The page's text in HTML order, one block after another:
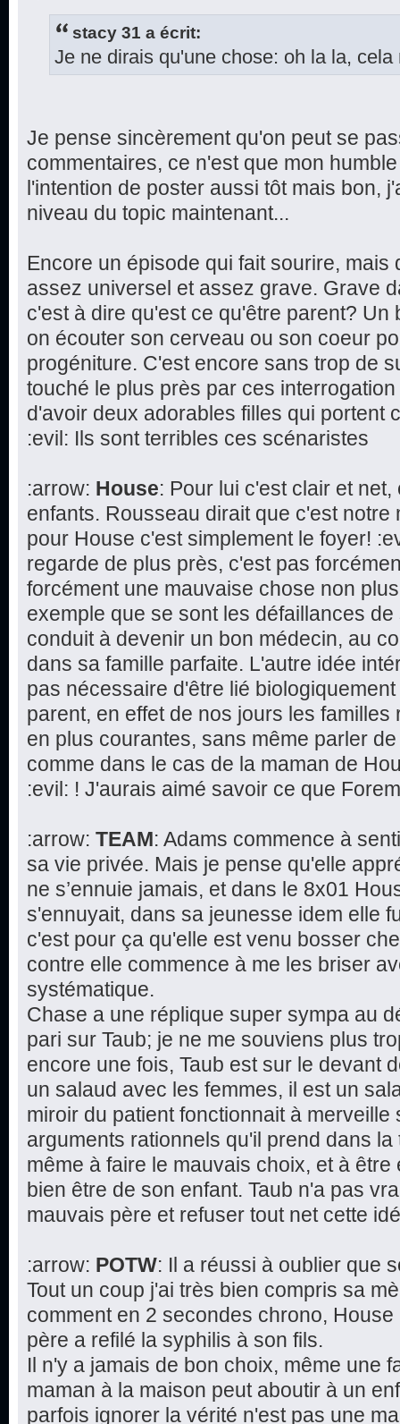
stacy 31 a écrit:
Je ne dirais qu'une chose: oh la la,
Je pense sincèrement qu'on peut se
commentaires, ce n'est que mon
l'intention de poster aussi tôt mais bon,
niveau du topic maintenant...
Encore un épisode qui fait sourire, mais
assez universel et assez grave. Grave
c'est à dire qu'est ce qu'être parent? Un
on écouter son cerveau ou son coeur
progéniture. C'est encore sans trop de
touché le plus près par ces
d'avoir deux adorables filles qui portent
:evil: Ils sont terribles ces scénaristes
:arrow: House: Pour lui c'est clair et
enfants. Rousseau dirait que c'est notre
pour House c'est simplement le foyer!
regarde de plus près, c'est pas
forcément une mauvaise chose non
exemple que se sont les défaillances
conduit à devenir un bon médecin, au
dans sa famille parfaite. L'autre idée
pas nécessaire d'être lié
parent, en effet de nos jours les
en plus courantes, sans même parler
comme dans le cas de la maman de
:evil: ! J'aurais aimé savoir ce que
:arrow: TEAM: Adams commence à
sa vie privée. Mais je pense qu'elle
ne s’ennuie jamais, et dans le 8x01
s'ennuyait, dans sa jeunesse idem elle
c'est pour ça qu'elle est venu bosser
contre elle commence à me les briser
systématique.
Chase a une réplique super sympa au
pari sur Taub; je ne me souviens plus
encore une fois, Taub est sur le devant
un salaud avec les femmes, il est un
miroir du patient fonctionnait à
arguments rationnels qu'il prend dans
même à faire le mauvais choix, et à
bien être de son enfant. Taub n'a pas
mauvais père et refuser tout net cette
:arrow: POTW: Il a réussi à oublier que
Tout un coup j'ai très bien compris sa
comment en 2 secondes chrono,
père a refilé la syphilis à son fils.
Il n'y a jamais de bon choix, même une
maman à la maison peut aboutir à un
parfois ignorer la vérité n'est pas une